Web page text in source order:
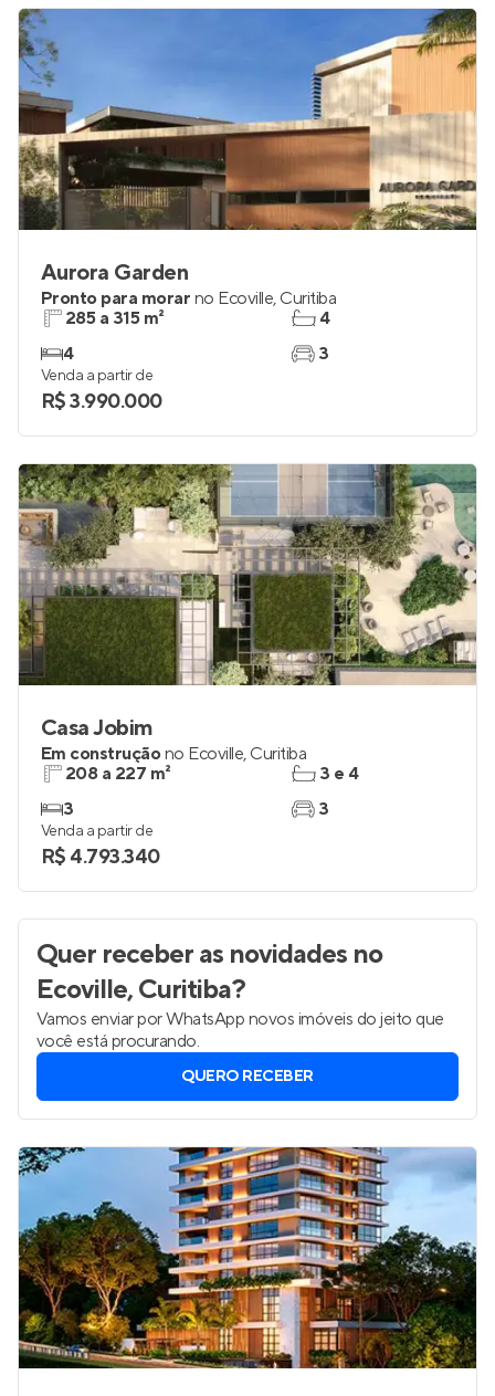
Aurora Garden
Pronto para morar no Ecoville, Curitiba
285 a 315 m²
4
4
3
Venda a partir de
R$ 3.990.000
Casa Jobim
Em construçãono Ecoville, Curitiba
208 a 227 m²
3
3 e 4
3
Venda a partir de
R$ 4.793.340
Quer receber as novidades no
Ecoville, Curitiba?
Vamos enviar por WhatsApp novos imóveis do jeito que
você está procurando.
QUERO RECEBER